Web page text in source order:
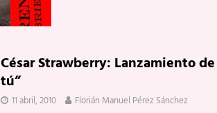
César Strawberry: Lanzamiento
tú”
11 abril, 2010 Florián Manuel Pérez Sánchez